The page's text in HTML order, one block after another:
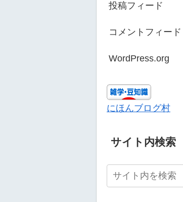
投稿フィード
コメントフィード
WordPress.org
にほんブログ村
サイト内検索